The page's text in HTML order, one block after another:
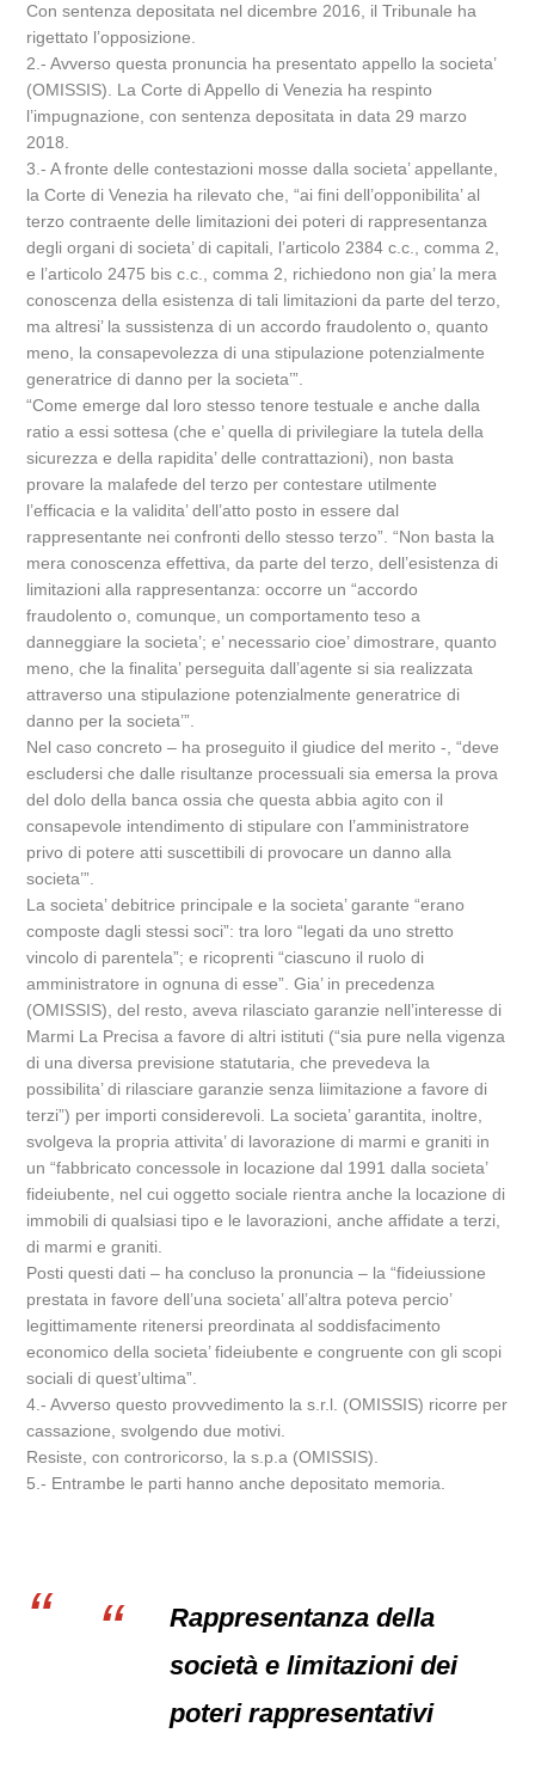
Con sentenza depositata nel dicembre 2016, il Tribunale ha
rigettato l’opposizione.
2.- Avverso questa pronuncia ha presentato appello la societa’
(OMISSIS). La Corte di Appello di Venezia ha respinto
l’impugnazione, con sentenza depositata in data 29 marzo
2018.
3.- A fronte delle contestazioni mosse dalla societa’ appellante,
la Corte di Venezia ha rilevato che, “ai fini dell’opponibilita’ al
terzo contraente delle limitazioni dei poteri di rappresentanza
degli organi di societa’ di capitali, l’articolo 2384 c.c., comma 2,
e l’articolo 2475 bis c.c., comma 2, richiedono non gia’ la mera
conoscenza della esistenza di tali limitazioni da parte del terzo,
ma altresi’ la sussistenza di un accordo fraudolento o, quanto
meno, la consapevolezza di una stipulazione potenzialmente
generatrice di danno per la societa’”.
“Come emerge dal loro stesso tenore testuale e anche dalla
ratio a essi sottesa (che e’ quella di privilegiare la tutela della
sicurezza e della rapidita’ delle contrattazioni), non basta
provare la malafede del terzo per contestare utilmente
l’efficacia e la validita’ dell’atto posto in essere dal
rappresentante nei confronti dello stesso terzo”. “Non basta la
mera conoscenza effettiva, da parte del terzo, dell’esistenza di
limitazioni alla rappresentanza: occorre un “accordo
fraudolento o, comunque, un comportamento teso a
danneggiare la societa’; e’ necessario cioe’ dimostrare, quanto
meno, che la finalita’ perseguita dall’agente si sia realizzata
attraverso una stipulazione potenzialmente generatrice di
danno per la societa’”.
Nel caso concreto – ha proseguito il giudice del merito -, “deve
escludersi che dalle risultanze processuali sia emersa la prova
del dolo della banca ossia che questa abbia agito con il
consapevole intendimento di stipulare con l’amministratore
privo di potere atti suscettibili di provocare un danno alla
societa’”.
La societa’ debitrice principale e la societa’ garante “erano
composte dagli stessi soci”: tra loro “legati da uno stretto
vincolo di parentela”; e ricoprenti “ciascuno il ruolo di
amministratore in ognuna di esse”. Gia’ in precedenza
(OMISSIS), del resto, aveva rilasciato garanzie nell’interesse di
Marmi La Precisa a favore di altri istituti (“sia pure nella vigenza
di una diversa previsione statutaria, che prevedeva la
possibilita’ di rilasciare garanzie senza liimitazione a favore di
terzi”) per importi considerevoli. La societa’ garantita, inoltre,
svolgeva la propria attivita’ di lavorazione di marmi e graniti in
un “fabbricato concessole in locazione dal 1991 dalla societa’
fideiubente, nel cui oggetto sociale rientra anche la locazione di
immobili di qualsiasi tipo e le lavorazioni, anche affidate a terzi,
di marmi e graniti.
Posti questi dati – ha concluso la pronuncia – la “fideiussione
prestata in favore dell’una societa’ all’altra poteva percio’
legittimamente ritenersi preordinata al soddisfacimento
economico della societa’ fideiubente e congruente con gli scopi
sociali di quest’ultima”.
4.- Avverso questo provvedimento la s.r.l. (OMISSIS) ricorre per
cassazione, svolgendo due motivi.
Resiste, con controricorso, la s.p.a (OMISSIS).
5.- Entrambe le parti hanno anche depositato memoria.
Rappresentanza della
società e limitazioni dei
poteri rappresentativi